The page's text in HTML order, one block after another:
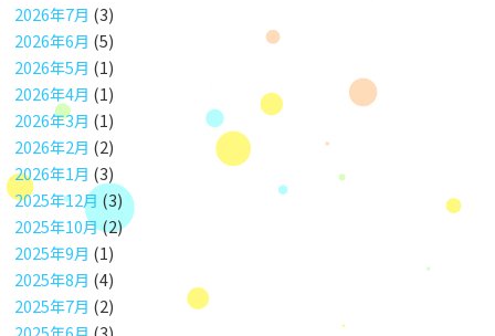
2026年7月 (3)
2026年6月 (5)
2026年5月 (1)
2026年4月 (1)
2026年3月 (1)
2026年2月 (2)
2026年1月 (3)
2025年12月 (3)
2025年10月(2)
2025年9月 (1)
2025年8月 (4)
2025年7月 (2)